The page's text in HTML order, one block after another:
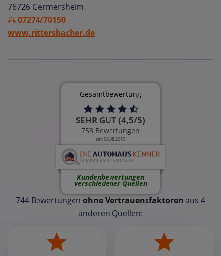
76726 Germersheim
07274/70150
www.rittersbacher.de
Gesamtbewertung
SEHR GUT (4,5/5)
753 Bewertungen
seit 08.08.2019
Kundenbewertungen
verschiedener Quellen
744 Bewertungen ohne Vertrauensfaktoren aus 4
anderen Quellen: